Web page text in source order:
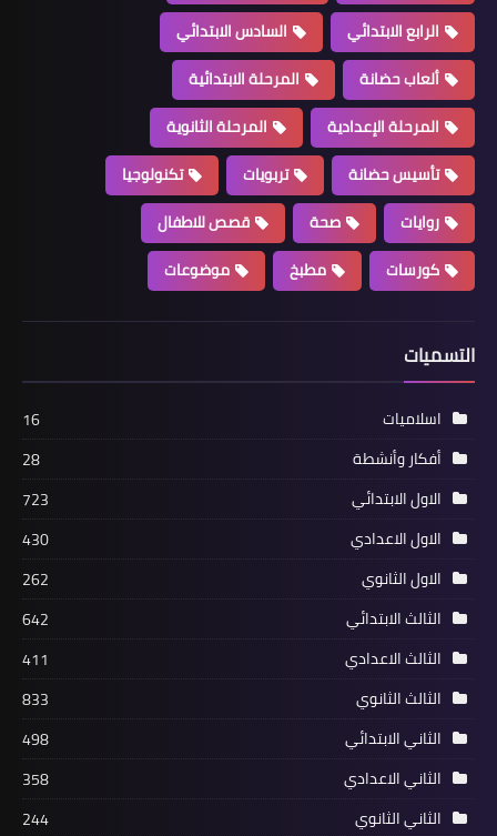
الرابع الابتدائي
السادس الابتدائي
ألعاب حضانة
المرحلة الابتدائية
المرحلة الإعدادية
المرحلة الثانوية
تأسيس حضانة
تربويات
تكنولوجيا
روايات
صحة
قصص للاطفال
كورسات
مطبخ موضوعات
التسميات
اسلاميات
16
أفكار وأنشطة
28
الاول الابتدائي
723
الاول الاعدادي
430
الاول الثانوي
262
الثالث الابتدائي
642
الثالث الاعدادي
411
الثالث الثانوي
833
الثاني الابتدائي
498
الثاني الاعدادي
358
الثاني الثانوي
244